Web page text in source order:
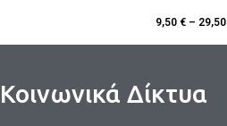
9,50 € – 29,50
Κοινωνικά Δίκτυα